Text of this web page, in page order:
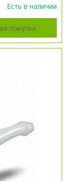
Есть в наличии
покупка